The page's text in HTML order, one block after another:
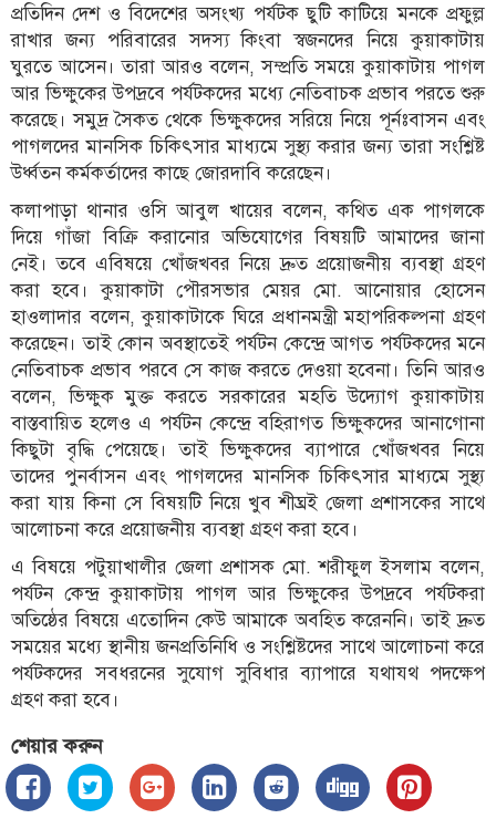
প্রতিদিন দেশ ও বিদেশের অসংখ্য পর্যটক ছুটি কাটিয়ে মনকে প্রফুল্ল
রাখার জন্য পরিবারের সদস্য কিংবা স্বজনদের নিয়ে কুয়াকাটায়
ঘুরতে আসেন। তারা আরও বলেন, সম্প্রতি সময়ে কুয়াকাটায় পাগল
আর ভিক্ষুকের উপদ্রবে পর্যটকদের মধ্যে নেতিবাচক প্রভাব পরতে শুরু
করেছে। সমুদ্র সৈকত থেকে ভিক্ষুকদের সরিয়ে নিয়ে পূর্নঃবাসন এবং
পাগলদের মানসিক চিকিৎসার মাধ্যমে সুস্থ্য করার জন্য তারা সংশ্লিষ্ট
উর্ধ্বতন কর্মকর্তাদের কাছে জোরদাবি করেছেন।
কলাপাড়া থানার ওসি আবুল খায়ের বলেন, কথিত এক পাগলকে
দিয়ে গাঁজা বিক্রি করানোর অভিযোগের বিষয়টি আমাদের জানা
নেই। তবে এবিষয়ে খোঁজখবর নিয়ে দ্রুত প্রয়োজনীয় ব্যবস্থা গ্রহণ
করা হবে। কুয়াকাটা পৌরসভার মেয়র মো. আনোয়ার হোসেন
হাওলাদার বলেন, কুয়াকাটাকে ঘিরে প্রধানমন্ত্রী মহাপরিকল্পনা গ্রহণ
করেছেন। তাই কোন অবস্থাতেই পর্যটন কেন্দ্রে আগত পর্যটকদের মনে
নেতিবাচক প্রভাব পরবে সে কাজ করতে দেওয়া হবেনা। তিনি আরও
বলেন, ভিক্ষুক মুক্ত করতে সরকারের মহতি উদ্যোগ কুয়াকাটায়
বাস্তবায়িত হলেও এ পর্যটন কেন্দ্রে বহিরাগত ভিক্ষুকদের আনাগোনা
কিছুটা বৃদ্ধি পেয়েছে। তাই ভিক্ষুকদের ব্যাপারে খোঁজখবর নিয়ে
তাদের পুনর্বাসন এবং পাগলদের মানসিক চিকিৎসার মাধ্যমে সুস্থ্য
করা যায় কিনা সে বিষয়টি নিয়ে খুব শীঘ্রই জেলা প্রশাসকের সাথে
আলোচনা করে প্রয়োজনীয় ব্যবস্থা গ্রহণ করা হবে।
এ বিষয়ে পটুয়াখালীর জেলা প্রশাসক মো. শরীফুল ইসলাম বলেন,
পর্যটন কেন্দ্র কুয়াকাটায় পাগল আর ভিক্ষুকের উপদ্রবে পর্যটকরা
অতিষ্ঠের বিষয়ে এতোদিন কেউ আমাকে অবহিত করেননি। তাই দ্রুত
সময়ের মধ্যে স্থানীয় জনপ্রতিনিধি ও সংশ্লিষ্টদের সাথে আলোচনা করে
পর্যটকদের সবধরনের সুযোগ সুবিধার ব্যাপারে যথাযথ পদক্ষেপ
গ্রহণ করা হবে।
শেয়ার করুন